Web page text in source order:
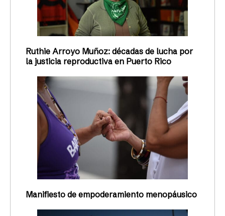
Ruthie Arroyo Muñoz: décadas de lucha por
la justicia reproductiva en Puerto Rico
Manifiesto de empoderamiento menopáusico